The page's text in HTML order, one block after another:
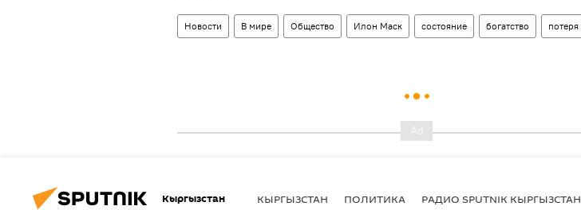
Новости В мире Общество Илон Маск состояние богатство потеря
Кыргызстан КЫРГЫЗСТАН ПОЛИТИКА РАДИО SPUTNIK КЫРГЫЗСТАН